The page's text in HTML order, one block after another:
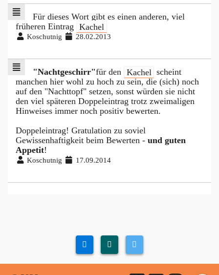
Für dieses Wort gibt es einen anderen, viel
früheren Eintrag Kachel
Koschutnig 28.02.2013
"Nachtgeschirr"für den Kachel scheint
manchen hier wohl zu hoch zu sein, die (sich) noch
auf den "Nachttopf" setzen, sonst würden sie nicht
den viel späteren Doppeleintrag trotz zweimaligen
Hinweises immer noch positiv bewerten.
Doppeleintrag! Gratulation zu soviel
Gewissenhaftigkeit beim Bewerten - und guten
Appetit!
Koschutnig 17.09.2014